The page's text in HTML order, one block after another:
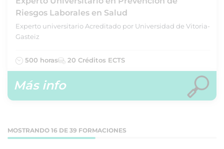
Riesgos Laborales en Salud
Experto universitario Acreditado por Universidad de Vitoria-
Gasteiz
500 horas 20 Créditos ECTS
Más info
MOSTRANDO 16 DE 39 FORMACIONES